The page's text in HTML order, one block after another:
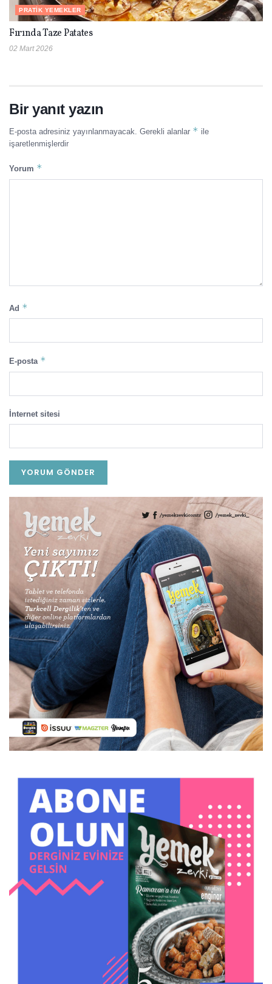
PRATIK YEMEKLER
Fırında Taze Patates
02 Mart 2026
Bir yanıt yazın
E-posta adresiniz yayınlanmayacak. Gerekli alanlar * ile
işaretlenmişlerdir
Yorum *
Ad *
E-posta *
İnternet sitesi